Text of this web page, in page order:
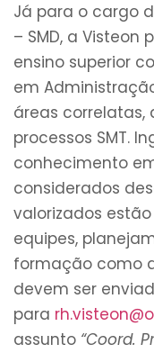
Já para o cargo
– SMD, a Visteon
ensino superior
em
áreas
processos SMT.
conhecimento
considerados
valorizados
equipes,
formação como
devem ser
para
assunto “Coord.